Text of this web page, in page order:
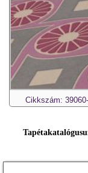
Cikkszám: